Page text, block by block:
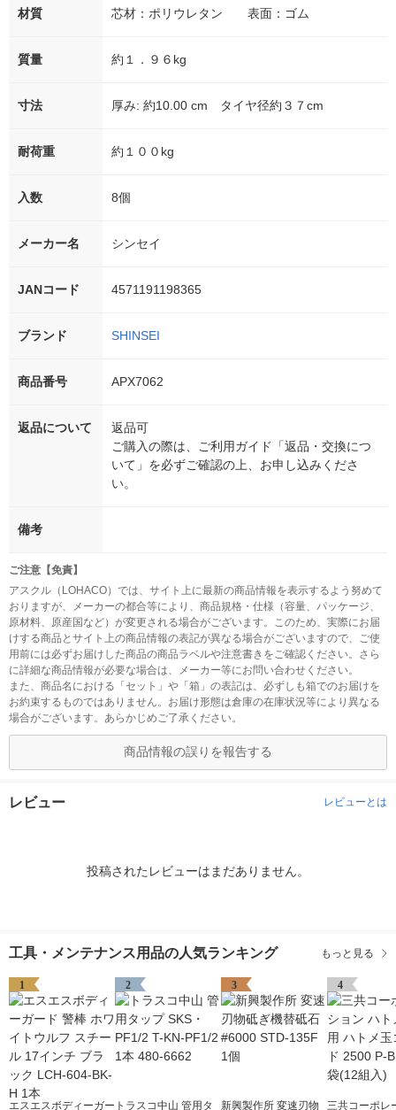
材質 芯材：ポリウレタン 表面：ゴム
質量 約１．９６kg
寸法 厚み: 約10.00 cm タイヤ径約３７cm
耐荷重 約１００kg
入数 8個
メーカー名 シンセイ
JANコード 4571191198365
ブランド SHINSEI
商品番号 APX7062
返品について
返品可
ご購入の際は、ご利用ガイド「返品・交換につ
いて」を必ずご確認の上、お申し込みくださ
い。
備考
ご注意【免責】
アスクル（LOHACO）では、サイト上に最新の商品情報を表示するよう努めて
おりますが、メーカーの都合等により、商品規格・仕様（容量、パッケージ、
原材料、原産国など）が変更される場合がございます。このため、実際にお届
けする商品とサイト上の商品情報の表記が異なる場合がございますので、ご使
用前には必ずお届けした商品の商品ラベルや注意書きをご確認ください。さら
に詳細な商品情報が必要な場合は、メーカー等にお問い合わせください。
また、商品名における「セット」や「箱」の表記は、必ずしも箱でのお届けを
お約束するものではありません。お届け形態は倉庫の在庫状況等により異なる
場合がございます。あらかじめご了承ください。
商品情報の誤りを報告する
レビュー レビューとは
投稿されたレビューはまだありません。
工具・メンテナンス用品の人気ランキング もっと見る
1
エスエスボディーガー
2
トラスコ中山 管用タ
3
新興製作所 変速刃物
4
三共コーポレ